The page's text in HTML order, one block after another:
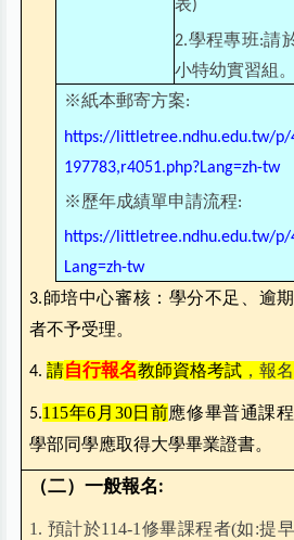
表)
2.學程專班:請
小特幼實習組。
※紙本郵寄方案:
https://littletree.ndhu.edu.tw/p/
197783,r4051.php?Lang=zh-tw
※歷年成績單申請流程:
https://littletree.ndhu.edu.tw/p/
Lang=zh-tw
3.師培中心審核：學分不足、逾
者不予受理。
4. 請自行報名教師資格考試 ，報
5.115年6月30日前應修畢普通課
學部同學應取得大學畢業證書。
（二）一般報名:
1. 預計於114-1修畢課程者(如:提